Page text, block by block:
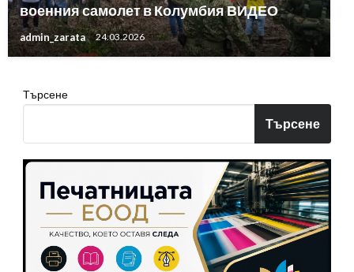
военния самолет в Колумбия ВИДЕО
admin_zarata 24.03.2026
Търсене
Търсене